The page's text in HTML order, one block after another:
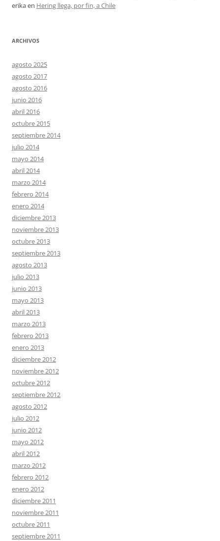
erikaen Hering llega, por fin, a Chile
ARCHIVOS
agosto 2025
agosto 2017
agosto 2016
junio 2016
abril 2016
octubre 2015
septiembre 2014
julio 2014
mayo 2014
abril 2014
marzo 2014
febrero 2014
enero 2014
diciembre 2013
noviembre 2013
octubre 2013
septiembre 2013
agosto 2013
julio 2013
junio 2013
mayo 2013
abril 2013
marzo 2013
febrero 2013
enero 2013
diciembre 2012
noviembre 2012
octubre 2012
septiembre 2012
agosto 2012
julio 2012
junio 2012
mayo 2012
abril 2012
marzo 2012
febrero 2012
enero 2012
diciembre 2011
noviembre 2011
octubre 2011
septiembre 2011